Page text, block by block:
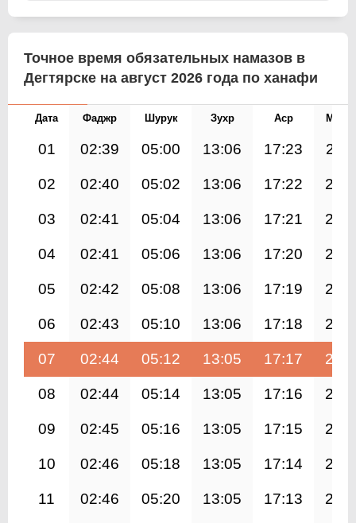
Точное время обязательных намазов в
Дегтярске на август 2026 года по ханафи
Дата Фаджр Шурук Зухр Аср
01 02:39 05:00 13:06 17:23
02 02:40 05:02 13:06 17:22
03 02:41 05:04 13:06 17:21
04 02:41 05:06 13:06 17:20
05 02:42 05:08 13:06 17:19
06 02:43 05:10 13:06 17:18
07 02:44 05:12 13:05 17:17
08 02:44 05:14 13:05 17:16
09 02:45 05:16 13:05 17:15
10 02:46 05:18 13:05 17:14
11 02:46 05:20 13:05 17:13